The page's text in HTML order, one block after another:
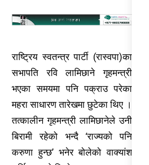
राष्ट्रिय स्वतन्त्र पार्टी (रास्वपा)का
सभापति रवि लामिछाने गृहमन्त्री
भएका समयमा पनि पक्राउ परेका
महरा साधारण तारेखमा छुटेका थिए ।
तत्कालीन गृहमन्त्री लामिछानेले उनी
बिरामी रहेको भन्दै ‘राज्यको पनि
करुणा हुन्छ’ भनेर बोलेको वाक्यांश